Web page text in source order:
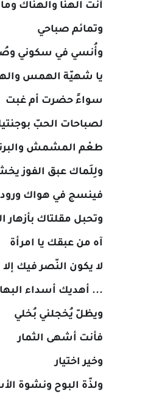
أنت الهنا والهناك
وتمائم صباحي
وأُنسي في سكوني
يا شهيّة الهمس
سواءً حضرت أم غبت
لصباحات الحبّ
طعْم المشمش
ولِلَماك عبق الفوز
فينسج في هواك ورود
وتحبل مقلتاك بأزهار
آه من عبقك يا امرأة
لا يكون النّصر فيك إلا
... أهديك أسداء
ويظلّ يُخجلني بُخلي
فأنت أشهى الثمار
وخير اختيار
ولذّة البوح ونشوة